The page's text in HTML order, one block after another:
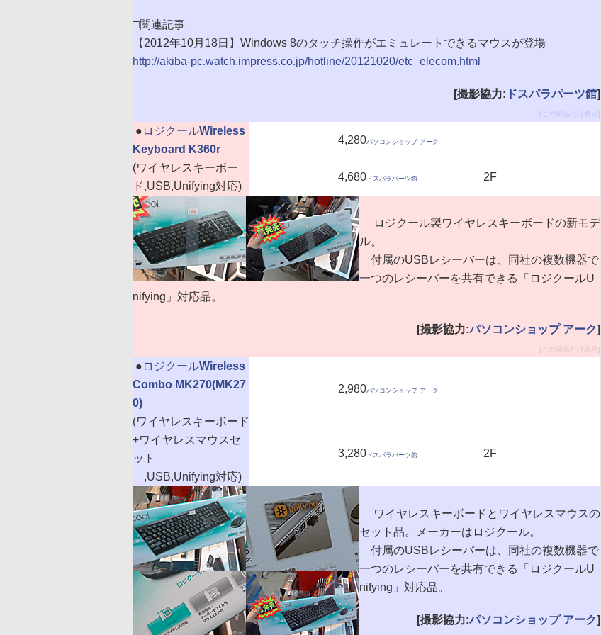
□関連記事
【2012年10月18日】Windows 8のタッチ操作がエミュレートできるマウスが登場
http://akiba-pc.watch.impress.co.jp/hotline/20121020/etc_elecom.html
[撮影協力: ドスパラパーツ館]
[この製品だけ表示]
● ロジクールWireless
Keyboard K360r
(ワイヤレスキーボー
ド,USB,Unifying対応)
4,280パソコンショップ アーク
4,680 ドスパラパーツ館 2F
ロジクール製ワイヤレスキーボードの新モデ
ル。
付属のUSBレシーバーは、同社の複数機器で
一つのレシーバーを共有できる「ロジクールU
nifying」対応品。
[撮影協力:パソコンショップ アーク]
[この製品だけ表示]
● ロジクールWireless
Combo MK270(MK27
0)
(ワイヤレスキーボード
+ワイヤレスマウスセ
ット
,USB,Unifying対応)
2,980パソコンショップ アーク
3,280 ドスパラパーツ館 2F
ワイヤレスキーボードとワイヤレスマウスの
セット品。メーカーはロジクール。
付属のUSBレシーバーは、同社の複数機器で
一つのレシーバーを共有できる「ロジクールU
nifying」対応品。
[撮影協力:パソコンショップ アーク]